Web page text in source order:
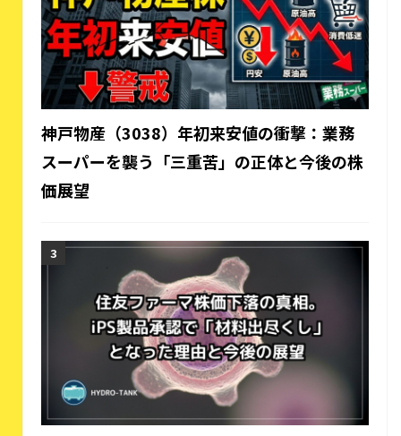
神戸物産（3038）年初来安値の衝撃：業務
スーパーを襲う「三重苦」の正体と今後の株
価展望